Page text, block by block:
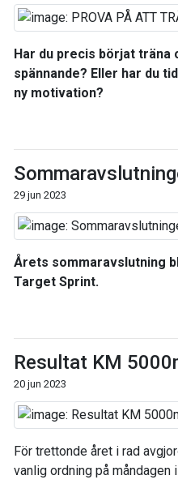
Har du precis börjat
spännande? Eller har du
ny motivation?
29 jun 2023
Årets sommaravslutning
Target Sprint.
Resultat KM
20 jun 2023
För trettonde året i rad
vanlig ordning på måndagen